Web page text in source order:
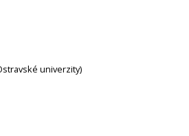
univerzity)